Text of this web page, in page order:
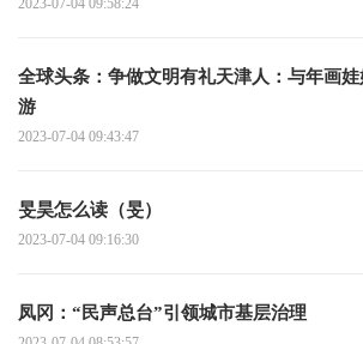
全球头条：争做文明有礼天津人：与年画
游
2023-07-04 09:43:47
旻昊怎么读（旻）
2023-07-04 09:16:30
凤冈：“民声总台”引领城市基层治理